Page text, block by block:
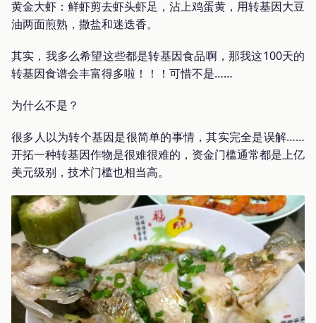
黄金大虾：鲜虾剪去虾头虾足，沾上鸡蛋黄，用转基因大豆
油两面煎熟，撒盐和迷迭香。
其实，我多么希望这些都是转基因食品啊，那我这100天的
转基因食谱会丰富得多啦！！！可惜不是……
为什么不是？
很多人以为转个基因是很简单的事情，其实完全是误解……
开拓一种转基因作物是很难很难的，资金门槛通常都是上亿
美元级别，技术门槛也相当高。